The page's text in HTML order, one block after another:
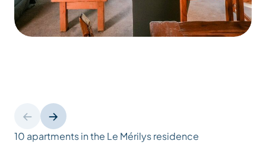
10 apartments in the Le Mérilys residence